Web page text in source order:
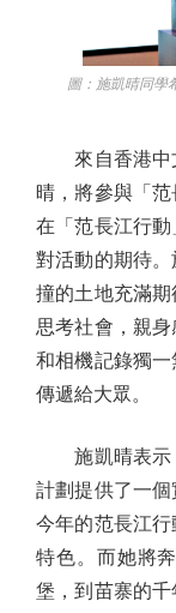
圖：施凱晴同學希
來自香港中文
晴，將參與「
在「范長江行
對活動的期待
撞的土地充滿
思考社會，親
和相機記錄獨
傳遞給大眾。
施凱晴表示，
計劃提供了一個
今年的范長江
特色。而她將
堡，到苗寨的